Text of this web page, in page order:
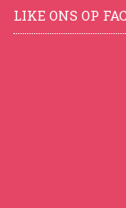
LIKE ONS OP